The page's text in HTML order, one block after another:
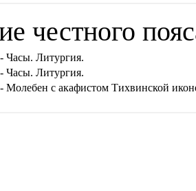
честного
- Часы. Литургия.
- Часы. Литургия.
- Молебен с акафистом Тихвинской